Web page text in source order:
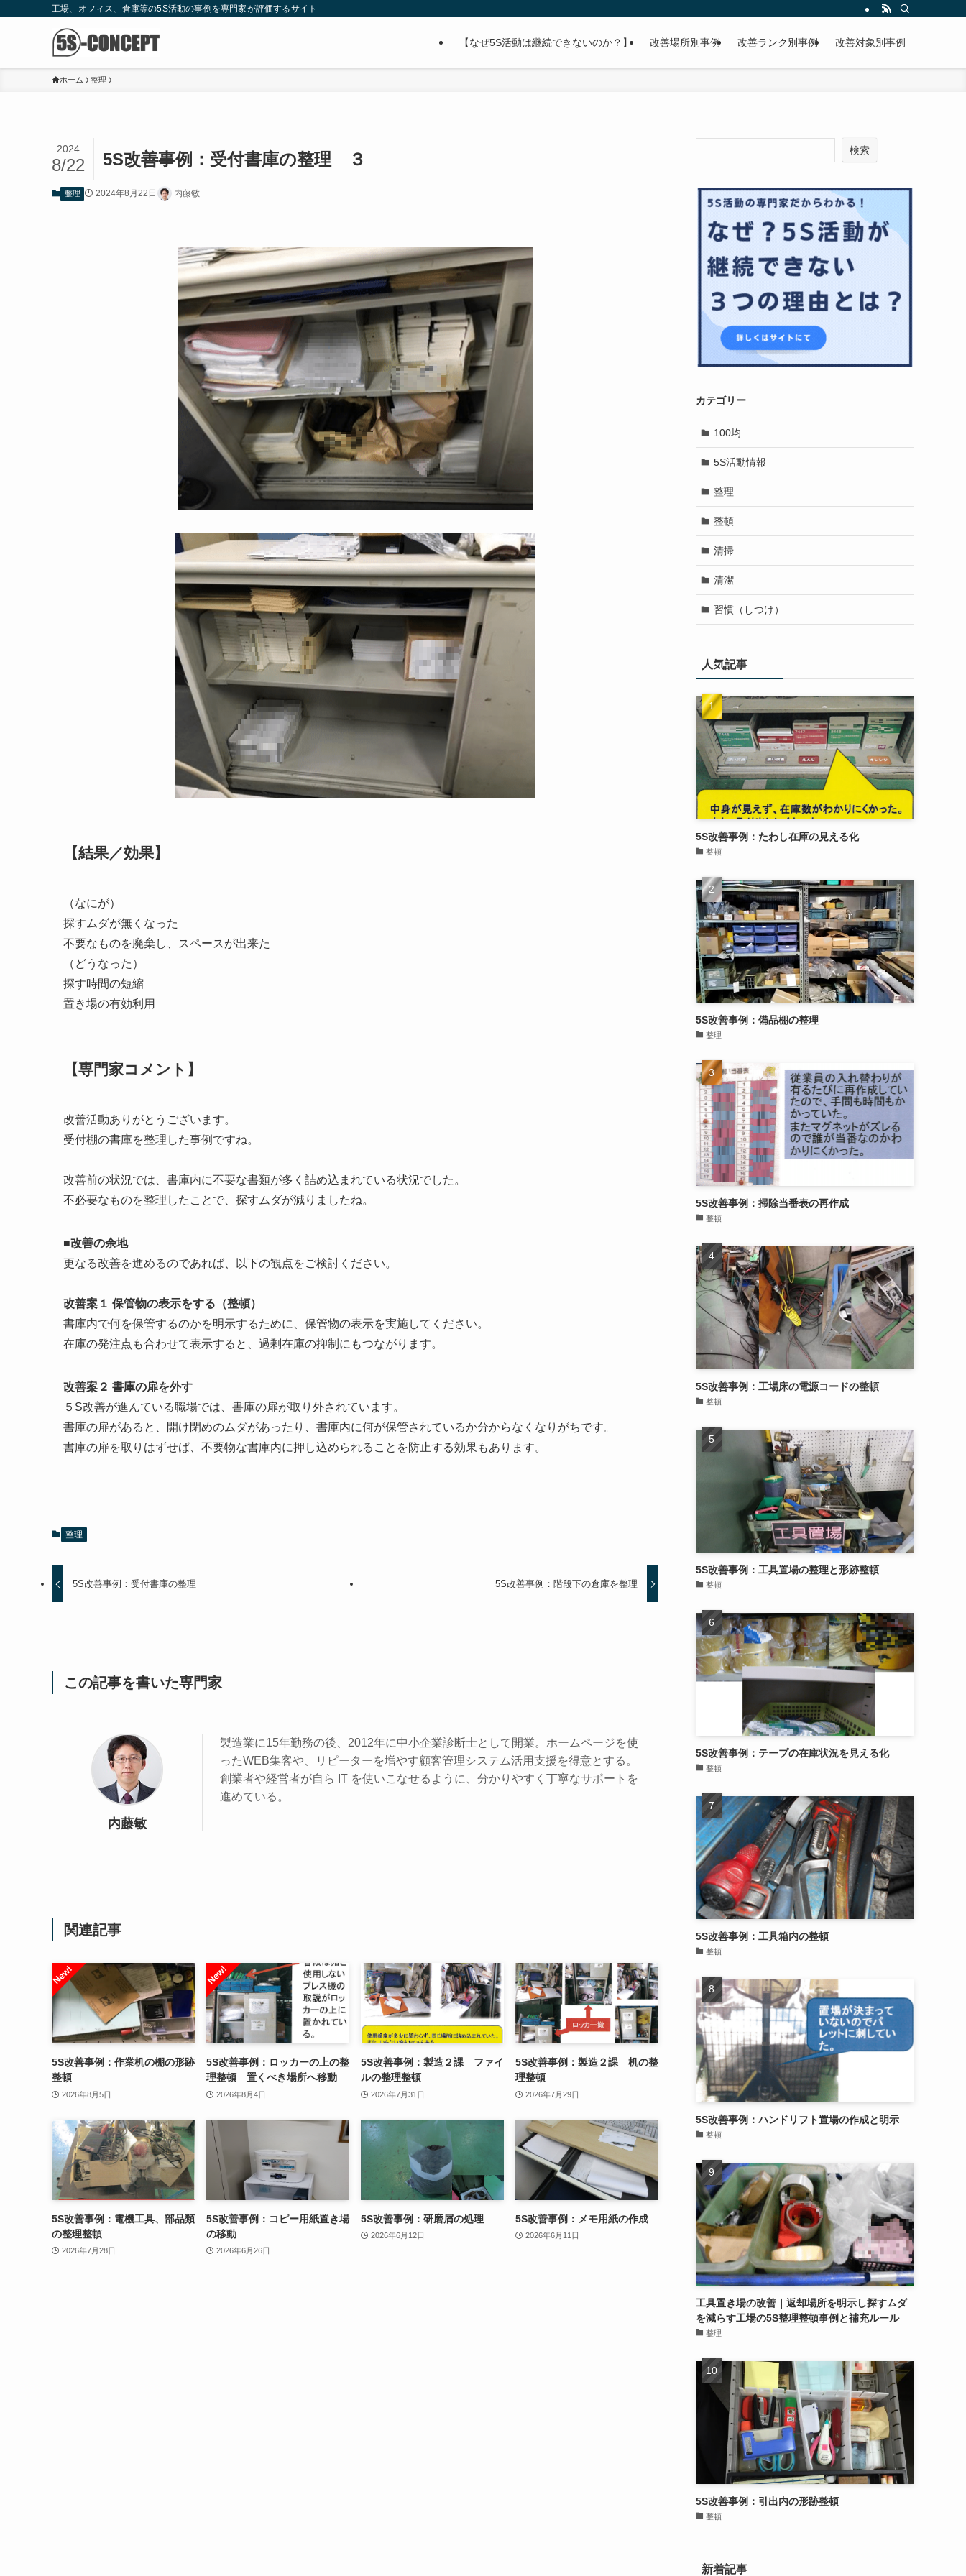
工場、オフィス、倉庫等の5S活動の事例を専門家が評価するサイト
【なぜ5S活動は継続できないのか？】 改善場所別事例 改善ランク別事例 改善対象別事例
ホーム 整理
5S改善事例：受付書庫の整理 ３
2024
8/22
整理 2024年8月22日 内藤敏
【結果／効果】
（なにが）
探すムダが無くなった
不要なものを廃棄し、スペースが出来た
（どうなった）
探す時間の短縮
置き場の有効利用
【専門家コメント】
改善活動ありがとうございます。
受付棚の書庫を整理した事例ですね。
改善前の状況では、書庫内に不要な書類が多く詰め込まれている状況でした。
不必要なものを整理したことで、探すムダが減りましたね。
■改善の余地
更なる改善を進めるのであれば、以下の観点をご検討ください。
改善案１ 保管物の表示をする（整頓）
書庫内で何を保管するのかを明示するために、保管物の表示を実施してください。
在庫の発注点も合わせて表示すると、過剰在庫の抑制にもつながります。
改善案２ 書庫の扉を外す
５S改善が進んている職場では、書庫の扉が取り外されています。
書庫の扉があると、開け閉めのムダがあったり、書庫内に何が保管されているか分からなくなりがちです。
書庫の扉を取りはずせば、不要物な書庫内に押し込められることを防止する効果もあります。
整理
5S改善事例：受付書庫の整理 5S改善事例：階段下の倉庫を整理
この記事を書いた専門家
内藤敏
製造業に15年勤務の後、2012年に中小企業診断士として開業。ホームページを使
ったWEB集客や、リピーターを増やす顧客管理システム活用支援を得意とする。
創業者や経営者が自ら IT を使いこなせるように、分かりやすく丁寧なサポートを
進めている。
関連記事
5S改善事例：作業机の棚の形跡
整頓
2026年8月5日
5S改善事例：ロッカーの上の整
理整頓 置くべき場所へ移動
2026年8月4日
5S改善事例：製造２課 ファイ
ルの整理整頓
2026年7月31日
5S改善事例：製造２課 机の整
理整頓
2026年7月29日
5S改善事例：電機工具、部品類
の整理整頓
2026年7月28日
5S改善事例：コピー用紙置き場
の移動
2026年6月26日
5S改善事例：研磨屑の処理
2026年6月12日
5S改善事例：メモ用紙の作成
2026年6月11日
検索
カテゴリー
100均
5S活動情報
整理
整頓
清掃
清潔
習慣（しつけ）
人気記事
5S改善事例：たわし在庫の見える化
整頓
5S改善事例：備品棚の整理
整理
5S改善事例：掃除当番表の再作成
整頓
5S改善事例：工場床の電源コードの整頓
整頓
5S改善事例：工具置場の整理と形跡整頓
整頓
5S改善事例：テープの在庫状況を見える化
整頓
5S改善事例：工具箱内の整頓
整頓
5S改善事例：ハンドリフト置場の作成と明示
整頓
工具置き場の改善｜返却場所を明示し探すムダ
を減らす工場の5S整理整頓事例と補充ルール
整理
5S改善事例：引出内の形跡整頓
整頓
新着記事